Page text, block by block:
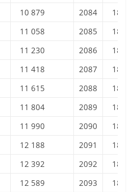
10 879 2084
18
11 058 2085
18
11 230 2086
18
11 418 2087
18
11 615 2088
18
11 804 2089
18
11 990 2090
18
12 188 2091
18
12 392 2092
18
12 589 2093
18